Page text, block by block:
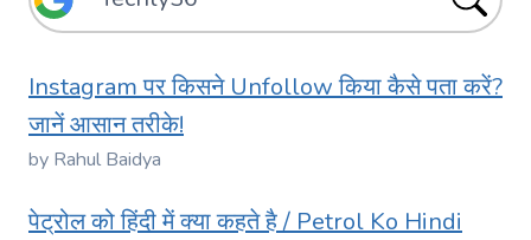
Instagram पर किसने Unfollow किया कैसे पता करें?
जानें आसान तरीके!
by Rahul Baidya
पेट्रोल को हिंदी में क्या कहते है / Petrol Ko Hindi